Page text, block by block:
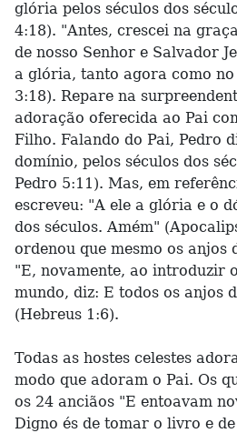
glória pelos séculos dos
4:18). "Antes, crescei na
de nosso Senhor e Salvador
a glória, tanto agora como
3:18). Repare na
adoração oferecida ao Pai
Filho. Falando do Pai, Pedro
domínio, pelos séculos dos
Pedro 5:11). Mas, em
escreveu: "A ele a glória e o
dos séculos. Amém"
ordenou que mesmo os anjos
"E, novamente, ao introduzir
mundo, diz: E todos os anjos
(Hebreus 1:6).
Todas as hostes celestes
modo que adoram o Pai. Os
os 24 anciãos "E entoavam
Digno és de tomar o livro e